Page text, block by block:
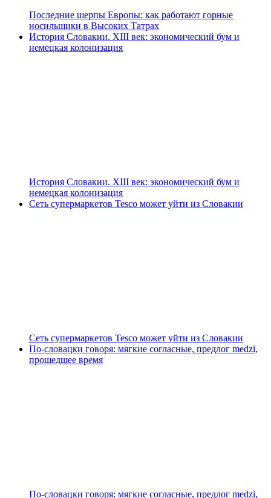
Последние шерпы Европы: как работают горные
носильщики в Высоких Татрах
История Словакии. XIII век: экономический бум и
немецкая колонизация
История Словакии. XIII век: экономический бум и
немецкая колонизация
Сеть супермаркетов Tesco может уйти из Словакии
Сеть супермаркетов Tesco может уйти из Словакии
По-словацки говоря: мягкие согласные, предлог medzi,
прошедшее время
По-словацки говоря: мягкие согласные, предлог medzi,